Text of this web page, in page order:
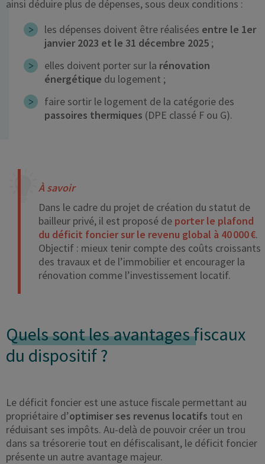
ainsi déduire plus de dépenses, sous deux conditions :
les dépenses doivent être réalisées entre le 1er
janvier 2023 et le 31 décembre 2025 ;
elles doivent porter sur la rénovation
énergétique du logement ;
faire sortir le logement de la catégorie des
passoires thermiques (DPE classé F ou G).
À savoir
Dans le cadre du projet de création du statut de
bailleur privé, il est proposé de porter le plafond
du déficit foncier sur le revenu global à 40 000 €.
Objectif : mieux tenir compte des coûts croissants
des travaux et de l’immobilier et encourager la
rénovation comme l’investissement locatif.
Quels sont les avantagesfiscaux
du dispositif ?
Le déficit foncier est une astuce fiscale permettant au
propriétaire d’optimiser ses revenus locatifs tout en
réduisant ses impôts. Au-delà de pouvoir créer un trou
dans sa trésorerie tout en défiscalisant, le déficit foncier
présente un autre avantage majeur.